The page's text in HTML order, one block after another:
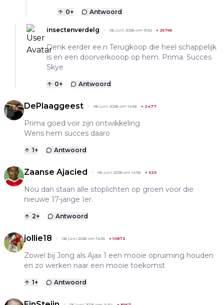
0+ Antwoord
insectenverdelg 06 juni 2026 om 15:52 + 25745
Denk eerder ee.n Terugkoop die heel schappelijk
is en een doorverkooop op hem. Prima. Succes
Skye
0+ Antwoord
DePlaaggeest 06 juni 2026 om 14:56 + 2477
Prima goed voir zijn ontwikkeling
Wens hem succes daaro
1+ Antwoord
Zaanse Ajacied 06 juni 2026 om 14:56 + 626
Nou dan staan alle stoplichten op groen voor die
nieuwe 17-jarige Ier.
2+ Antwoord
jollie18 06 juni 2026 om 14:55 +10872
Zowel bij Jong als Ajax 1 een mooie opruiming houden
en zo werken naar een mooie toekomst
1+ Antwoord